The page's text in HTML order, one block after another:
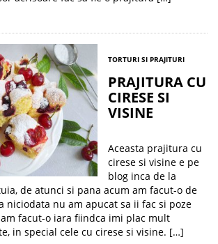
TORTURI SI PRAJITURI
PRAJITURA CU
CIRESE SI
VISINE
Aceasta prajitura cu
cirese si visine e pe
blog inca de la
de atunci si pana acum am facut-o de
niciodata nu am apucat sa ii fac si poze
facut-o iara fiindca imi plac mult
in special cele cu cirese si visine. […]